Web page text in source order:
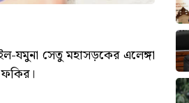
যমুনা সেতু মহাসড়কের এলেঙ্গা